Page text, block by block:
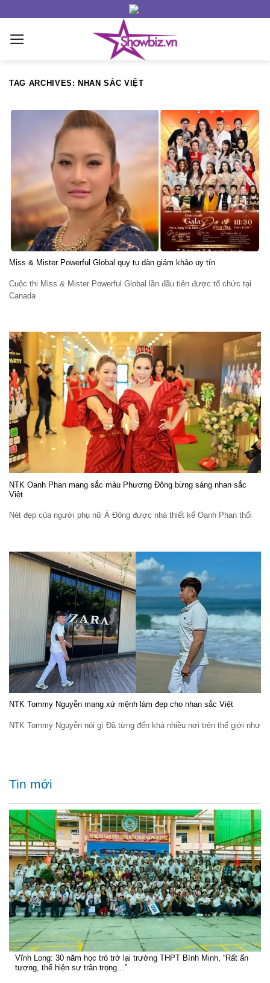
content
TAG ARCHIVES: NHAN SẮC VIỆT
Miss & Mister Powerful Global quy tụ dàn giám khảo uy tín
Cuộc thi Miss & Mister Powerful Global lần đầu tiên được tổ chức tại
Canada
NTK Oanh Phan mang sắc màu Phương Đông bừng sáng nhan sắc
Việt
Nét đẹp của người phụ nữ Á Đông được nhà thiết kế Oanh Phan thổi
NTK Tommy Nguyễn mang xứ mệnh làm đẹp cho nhan sắc Việt
NTK Tommy Nguyễn nói gì Đã từng đến khá nhiều nơi trên thế giới như
Tin mới
Vĩnh Long: 30 năm học trò trở lại trường THPT Bình Minh, “Rất ấn
tượng, thể hiện sự trân trọng…”